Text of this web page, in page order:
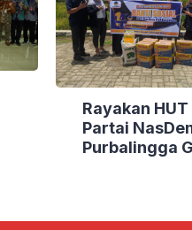
Rayakan HUT
Partai
Purbalingga